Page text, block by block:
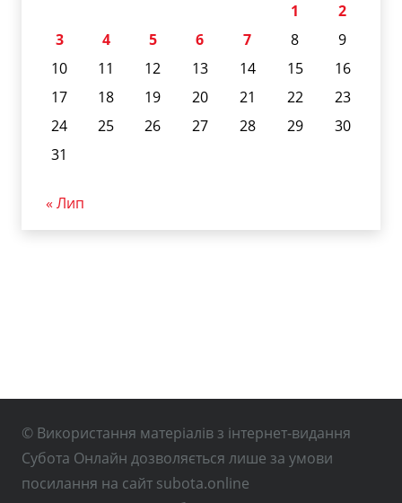
1
2
3
4 5 6 7 8
9
10
11 12 13 14 15
16
17
18 19 20 21 22
23
24
25 26 27 28 29
30
31
« Лип
© Використання матеріалів з інтернет-видання
Субота Онлайн дозволяється лише за умови
посилання на сайт subota.online